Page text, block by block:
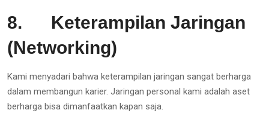
8. Keterampilan Jaringan
(Networking)
Kami menyadari bahwa keterampilan jaringan sangat berharga
dalam membangun karier. Jaringan personal kami adalah aset
berharga bisa dimanfaatkan kapan saja.